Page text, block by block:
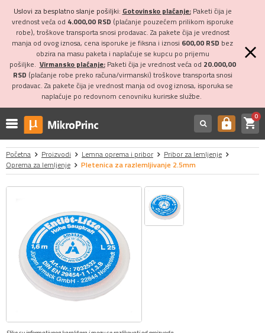
Uslovi za besplatno slanje pošiljki: Gotovinsko plaćanje:Paketi čija je
vrednost veća od 4.000,00 RSD (plaćanje pouzećem prilikom isporuke
robe), troškove transporta snosi prodavac. Za pakete čija je vrednost
manja od ovog iznosa, cena isporuke je fiksna i iznosi 600,00 RSD bez
obzira na masu paketa i naplaćuje se kupcu po prijemu
pošiljke. Virmansko plaćanje:Paketi čija je vrednost veća od 20.000,00
RSD (plaćanje robe preko računa/virmanski) troškove transporta snosi
prodavac. Za pakete čija je vrednost manja od ovog iznosa, isporuka se
naplaćuje po redovnom cenovniku kurirske službe.
https shopping_cart0
Početna Proizvodi Lemna oprema i pribor
Pribor za lemljenje
Oprema za lemljenje
Pletenica za razlemljivanje 2.5mm